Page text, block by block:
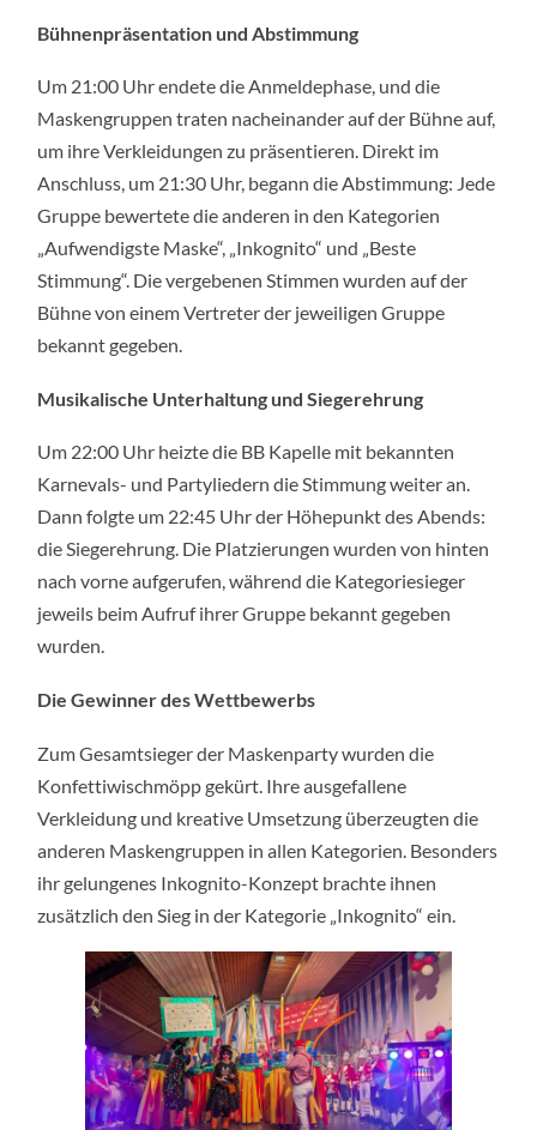
Bühnenpräsentation und Abstimmung
Um 21:00 Uhr endete die Anmeldephase, und die
Maskengruppen traten nacheinander auf der Bühne auf,
um ihre Verkleidungen zu präsentieren. Direkt im
Anschluss, um 21:30 Uhr, begann die Abstimmung: Jede
Gruppe bewertete die anderen in den Kategorien
„Aufwendigste Maske“, „Inkognito“ und „Beste
Stimmung“. Die vergebenen Stimmen wurden auf der
Bühne von einem Vertreter der jeweiligen Gruppe
bekannt gegeben.
Musikalische Unterhaltung und Siegerehrung
Um 22:00 Uhr heizte die BB Kapelle mit bekannten
Karnevals- und Partyliedern die Stimmung weiter an.
Dann folgte um 22:45 Uhr der Höhepunkt des Abends:
die Siegerehrung. Die Platzierungen wurden von hinten
nach vorne aufgerufen, während die Kategoriesieger
jeweils beim Aufruf ihrer Gruppe bekannt gegeben
wurden.
Die Gewinner des Wettbewerbs
Zum Gesamtsieger der Maskenparty wurden die
Konfettiwischmöpp gekürt. Ihre ausgefallene
Verkleidung und kreative Umsetzung überzeugten die
anderen Maskengruppen in allen Kategorien. Besonders
ihr gelungenes Inkognito-Konzept brachte ihnen
zusätzlich den Sieg in der Kategorie „Inkognito“ ein.